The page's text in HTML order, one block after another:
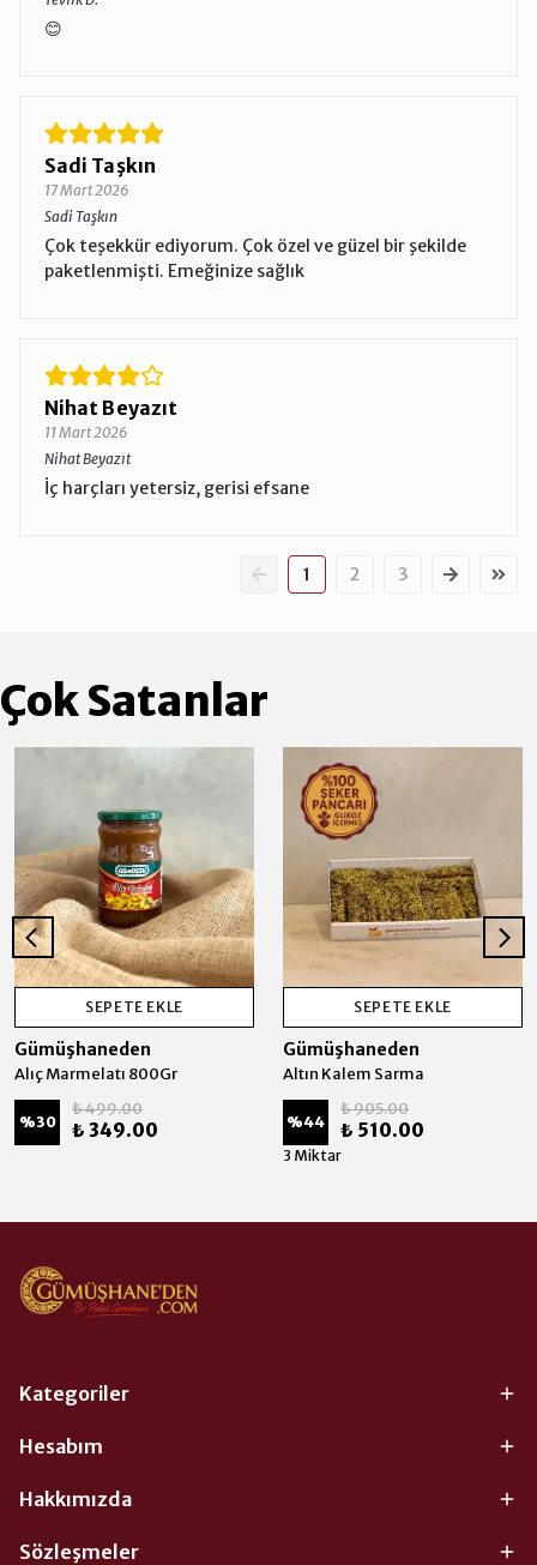
😊
Sadi Taşkın
17 Mart 2026
Sadi Taşkın
Çok teşekkür ediyorum. Çok özel ve güzel bir şekilde
paketlenmişti. Emeğinize sağlık
Nihat Beyazıt
11 Mart 2026
Nihat Beyazıt
İç harçları yetersiz, gerisi efsane
1 2 3
Çok Satanlar
SEPETE EKLE
Gümüşhaneden
Alıç Marmelatı 800Gr
%30
₺ 499.00
₺ 349.00
SEPETE EKLE
Gümüşhaneden
Altın Kalem Sarma
%44
₺ 905.00
₺ 510.00
3 Miktar
Kategoriler
Hesabım
Hakkımızda
Sözleşmeler